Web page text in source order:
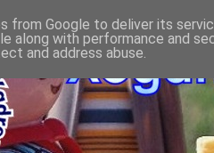
from Google to deliver its
along with performance and
and address abuse.